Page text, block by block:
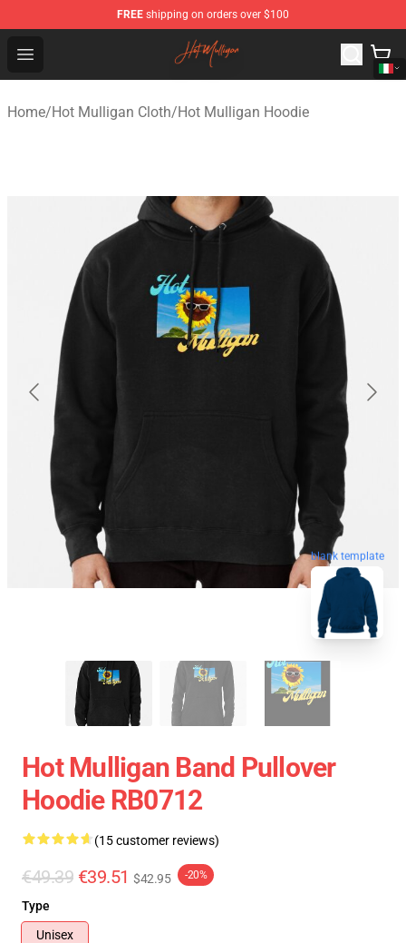
FREE shipping on orders over $100
Open menu
Hot Mulligan Shop - Official Hot Mulligan Merchandise
Home/Hot Mulligan Cloth/Hot Mulligan Hoodie
blank template
Hot Mulligan Band Pullover
Hoodie RB0712
(15 customer reviews)
€49.39 €39.51 $42.95 -20%
Type
Unisex